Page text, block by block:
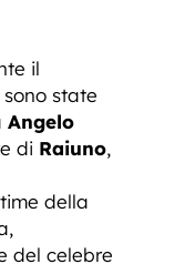
il
sono state
Angelo
di Raiuno,
della
del celebre